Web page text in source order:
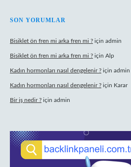
SON YORUMLAR
Bisiklet ön fren mi arka fren mi ? için admin
Bisiklet ön fren mi arka fren mi ? için Alp
Kadın hormonları nasıl dengelenir ? için admin
Kadın hormonları nasıl dengelenir ? için Karar
Bir iş nedir ? için admin